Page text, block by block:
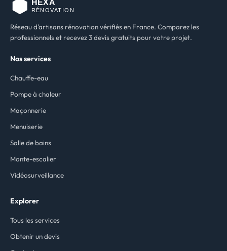
Réseau d'artisans rénovation vérifiés en France. Comparez les
professionnels et recevez 3 devis gratuits pour votre projet.
Nos services
Chauffe-eau
Pompe à chaleur
Maçonnerie
Menuiserie
Salle de bains
Monte-escalier
Vidéosurveillance
Explorer
Tous les services
Obtenir un devis